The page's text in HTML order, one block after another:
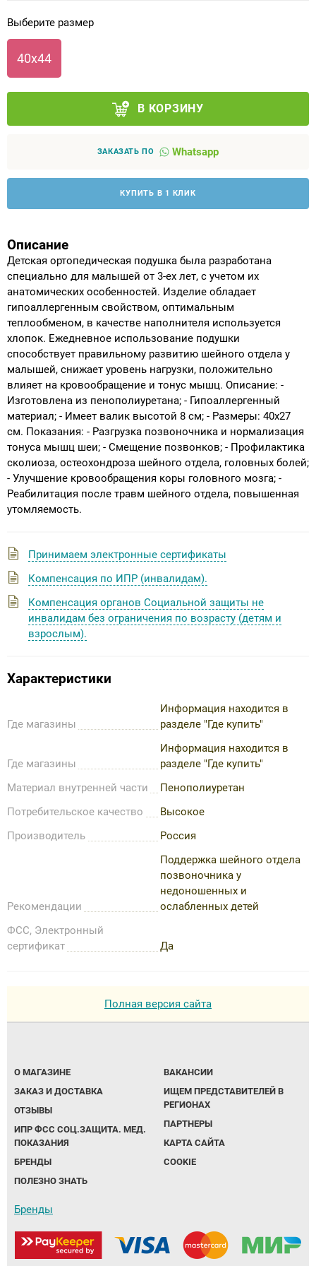
Выберите размер
40х44
В КОРЗИНУ
ЗАКАЗАТЬ ПО Whatsapp
КУПИТЬ В 1 КЛИК
Описание
Детская ортопедическая подушка была разработана
специально для малышей от 3-ех лет, с учетом их
анатомических особенностей. Изделие обладает
гипоаллергенным свойством, оптимальным
теплообменом, в качестве наполнителя используется
хлопок. Ежедневное использование подушки
способствует правильному развитию шейного отдела у
малышей, снижает уровень нагрузки, положительно
влияет на кровообращение и тонус мышц. Описание: -
Изготовлена из пенополиуретана; - Гипоаллергенный
материал; - Имеет валик высотой 8 см; - Размеры: 40х27
см. Показания: - Разгрузка позвоночника и нормализация
тонуса мышц шеи; - Смещение позвонков; - Профилактика
сколиоза, остеохондроза шейного отдела, головных болей;
- Улучшение кровообращения коры головного мозга; -
Реабилитация после травм шейного отдела, повышенная
утомляемость.
Принимаем электронные сертификаты
Компенсация по ИПР (инвалидам).
Компенсация органов Социальной защиты не
инвалидам без ограничения по возрасту (детям и
взрослым).
Характеристики
Где магазины
Информация находится в
разделе "Где купить"
Где магазины
Информация находится в
разделе "Где купить"
Материал внутренней части
Пенополиуретан
Потребительское качество
Высокое
Производитель
Россия
Рекомендации
Поддержка шейного отдела
позвоночника у
недоношенных и
ослабленных детей
ФСС, Электронный
сертификат
Да
Полная версия сайта
О МАГАЗИНЕ
ЗАКАЗ И ДОСТАВКА
ОТЗЫВЫ
ИПР ФСС СОЦ.ЗАЩИТА. МЕД.
ПОКАЗАНИЯ
БРЕНДЫ
ПОЛЕЗНО ЗНАТЬ
ВАКАНСИИ
ИЩЕМ ПРЕДСТАВИТЕЛЕЙ В
РЕГИОНАХ
ПАРТНЕРЫ
КАРТА САЙТА
COOKIE
Бренды
Аппараты на суставы
Санитарные приспособления для
инвалидов
Противопролежневые матрасы, подушки
ОПОРЫ, ВЕРТИКАЛИЗАТОРЫ, Оборудование
Индивидуальное изготовление